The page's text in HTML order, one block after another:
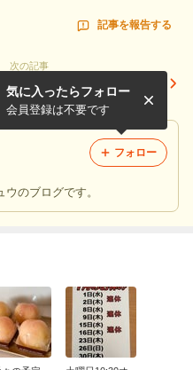
記事を報告する
次の記事
甘夏マーマレード
のブログです。
気に入ったらフォロー
会員登録は不要です
フォロー